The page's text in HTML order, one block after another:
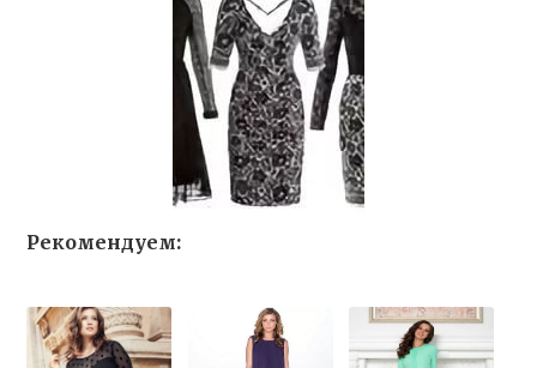
Рекомендуем: